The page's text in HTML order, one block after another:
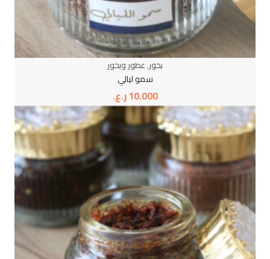
بخور,عطور وبخور
سمو ليالي
10.000ر.ع.